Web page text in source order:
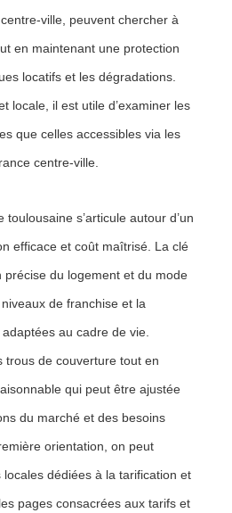
ville, peuvent chercher à
en maintenant une protection
locatifs et les dégradations.
locale, il est utile d’examiner les
que celles accessibles via les
centre-ville.
toulousaine s’articule autour d’un
efficace et coût maîtrisé. La clé
précise du logement et du mode
de franchise et la
au cadre de vie.
trous de couverture tout en
qui peut être ajustée
du marché et des besoins
orientation, on peut
dédiées à la tarification et
pages consacrées aux tarifs et